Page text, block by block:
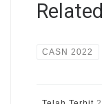
CASN 2022